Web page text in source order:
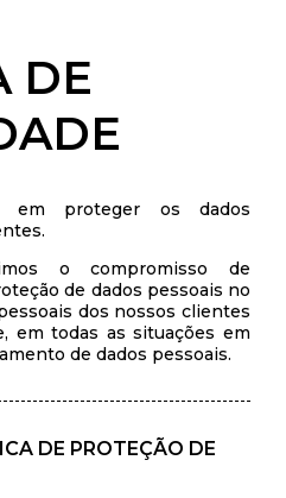
DE
em proteger os dados
o compromisso de
de dados pessoais no
dos nossos clientes
em todas as situações em
de dados pessoais.
DE PROTEÇÃO DE